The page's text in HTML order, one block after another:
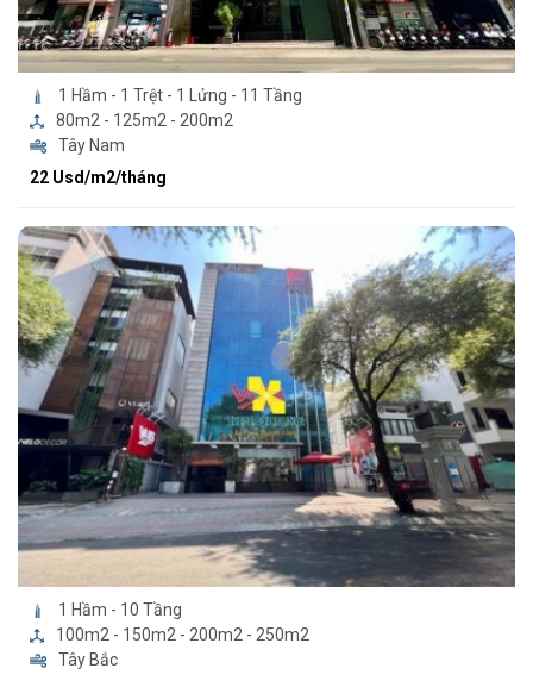
1 Hầm - 1 Trệt - 1 Lửng - 11 Tầng
80m2 - 125m2 - 200m2
Tây Nam
22 Usd/m2/tháng
1 Hầm - 10 Tầng
100m2 - 150m2 - 200m2 - 250m2
Tây Bắc